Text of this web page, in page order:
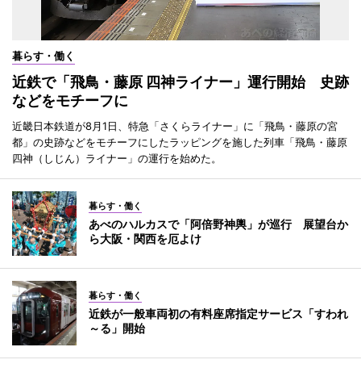
暮らす・働く
近鉄で「飛鳥・藤原 四神ライナー」運行開始 史跡
などをモチーフに
近畿日本鉄道が8月1日、特急「さくらライナー」に「飛鳥・藤原の宮
都」の史跡などをモチーフにしたラッピングを施した列車「飛鳥・藤原
四神（しじん）ライナー」の運行を始めた。
暮らす・働く
あべのハルカスで「阿倍野神輿」が巡行 展望台か
ら大阪・関西を厄よけ
暮らす・働く
近鉄が一般車両初の有料座席指定サービス「すわれ
～る」開始